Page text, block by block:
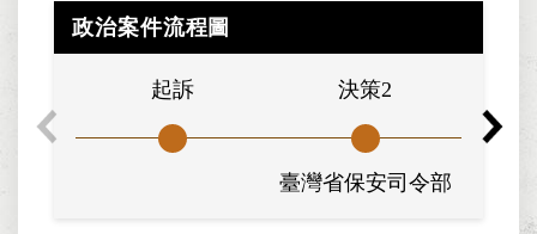
政治案件流程圖
起訴 決策2
臺灣省保安司令部